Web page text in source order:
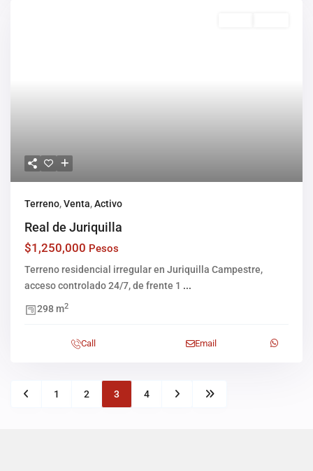
Terreno,Venta,Activo
Real de Juriquilla
$1,250,000 Pesos
Terreno residencial irregular en Juriquilla Campestre,
acceso controlado 24/7, de frente 1 ...
298 m2
Call Email
1 2 3 4